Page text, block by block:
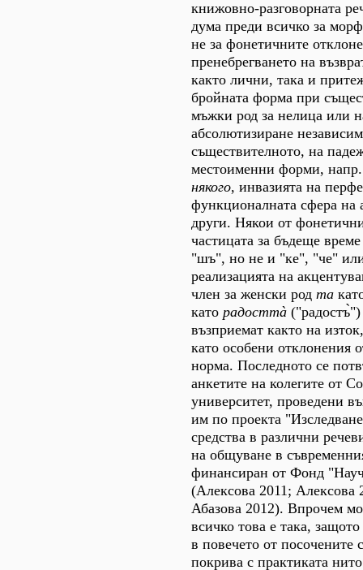
книжовно-разговорната
дума преди всичко за
не за фонетичните
пренебрегването на
както лични, така и
бройната форма при
мъжки род за нелица или
абсолютизиране
съществителното, на
местоименни форми,
някого, инвазията на
функционалната сфера на
други. Някои от
частицата за бъдеще
"шъ", но не и "ке", "че"
реализацията на
член за женски род та
като радосттà
възприемат както на
като особени отклонения
норма. Последното се
анкетите на колегите от
университет, проведени
им по проекта
средства в различни
на общуване в
финансиран от Фонд
(Алексова 2011; Алексова
Абазова 2012). Впрочем
всичко това е така,
в повечето от посочените
покрива с практиката